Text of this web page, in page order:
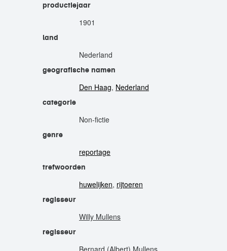
productiejaar
1901
land
Nederland
geografische namen
Den Haag, Nederland
categorie
Non-fictie
genre
reportage
trefwoorden
huwelijken, rijtoeren
regisseur
Willy Mullens
regisseur
Bernard (Albert) Mullens